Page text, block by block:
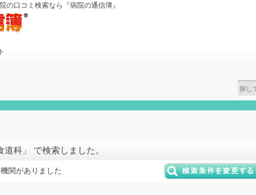
の口コミ検索なら『病院の通信簿』
道科」 で検索しました。
関がありました